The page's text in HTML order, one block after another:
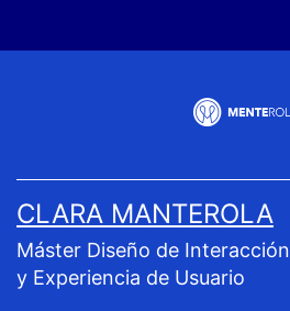
CLARA MANTEROLA
Máster Diseño de Interacción
y Experiencia de Usuario